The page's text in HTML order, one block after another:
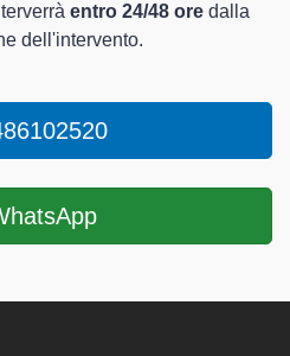
entro 24/48 ore dalla
dell'intervento.